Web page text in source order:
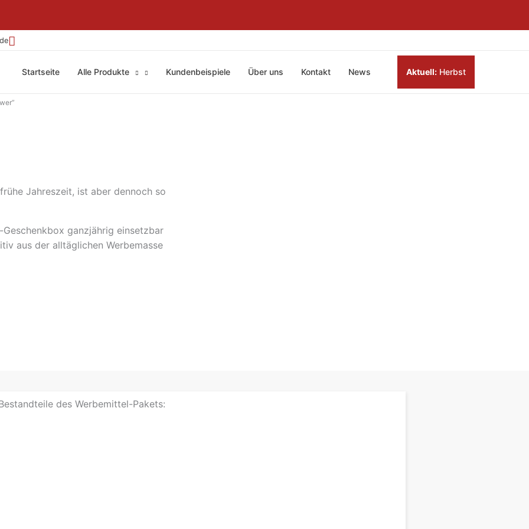
Startseite Alle Produkte Kundenbeispiele Über uns Kontakt News Aktuell: Herbst
Jahreszeit, ist aber dennoch so
ganzjährig einsetzbar
aus der alltäglichen Werbemasse
des Werbemittel-Pakets: